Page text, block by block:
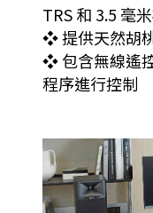
TRS 和 3.5 毫
❖ 提供天然胡
❖ 包含無線遙
程序進行控制